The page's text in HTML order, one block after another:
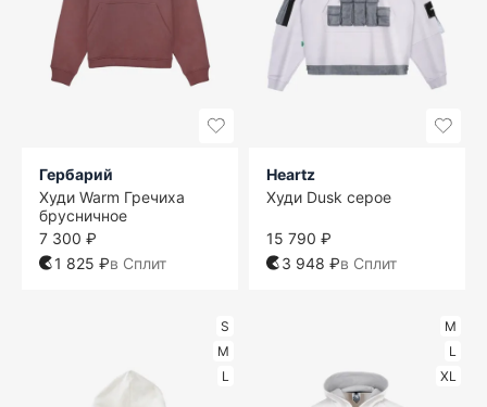
Гербарий
Худи Warm Гречиха
брусничное
7 300 ₽
1 825 ₽в Сплит
Heartz
Худи Dusk серое
15 790 ₽
3 948 ₽в Сплит
S
M
L
M
L
XL